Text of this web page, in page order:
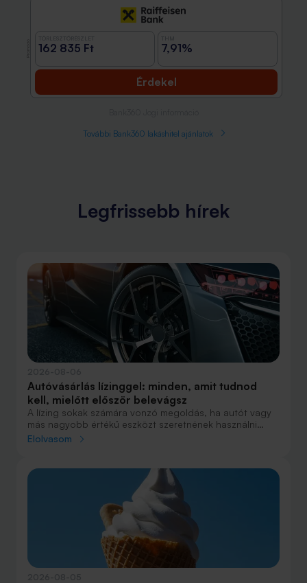
162 835 Ft 7,91%
Érdekel
További Bank360 lakáshitel ajánlatok
Legfrissebb hírek
Autóvásárlás lízinggel: minden, amit tudnod
kell, mielőtt először belevágsz
A lízing sokak számára vonzó megoldás, ha autót vagy
más nagyobb értékű eszközt szeretnének használni
anélkül, hogy azt egy összegben ki kellene fizetniük.
fogalmak közül, amelyekkel biztosan találkozol.
Elolvasom